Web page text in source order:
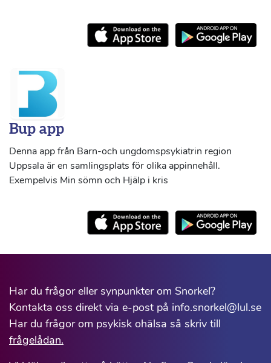
Bup app
Denna app från Barn-och ungdomspsykiatrin region
Uppsala är en samlingsplats för olika appinnehåll.
Exempelvis Min sömn och Hjälp i kris
Har du frågor eller synpunkter om Snorkel?
Kontakta oss direkt via e-post på info.snorkel@lul.se
Har du frågor om psykisk ohälsa så skriv till
frågelådan.